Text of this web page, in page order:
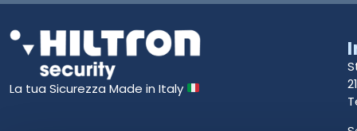
La tua Sicurezza Made in Italy